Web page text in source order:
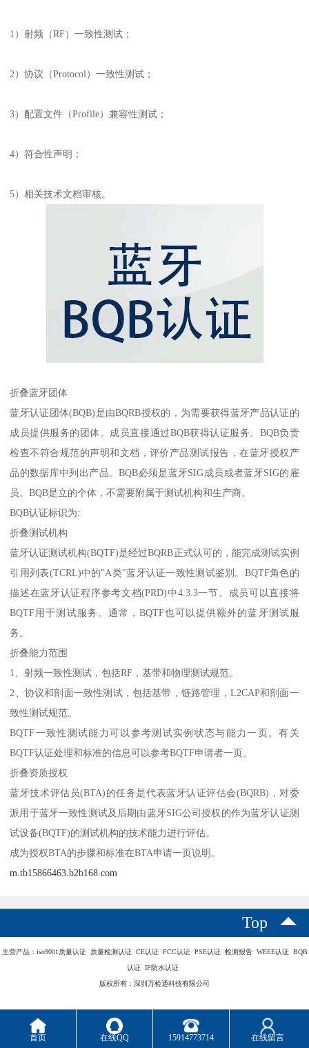
1）射频（RF）一致性测试；
2）协议（Protocol）一致性测试；
3）配置文件（Profile）兼容性测试；
4）符合性声明；
5）相关技术文档审核。
折叠蓝牙团体
蓝牙认证团体(BQB)是由BQRB授权的，为需要获得蓝牙产品认证的
成员提供服务的团体。成员直接通过BQB获得认证服务。BQB负责
检查不符合规范的声明和文档，评价产品测试报告，在蓝牙授权产
品的数据库中列出产品。BQB必须是蓝牙SIG成员或者蓝牙SIG的雇
员。BQB是立的个体，不需要附属于测试机构和生产商。
BQB认证标识为:
折叠测试机构
蓝牙认证测试机构(BQTF)是经过BQRB正式认可的，能完成测试实例
引用列表(TCRL)中的"A类"蓝牙认证一致性测试鉴别。BQTF角色的
描述在蓝牙认证程序参考文档(PRD)中4.3.3一节。成员可以直接将
BQTF用于测试服务。通常，BQTF也可以提供额外的蓝牙测试服
务。
折叠能力范围
1、射频一致性测试，包括RF，基带和物理测试规范。
2、协议和剖面一致性测试，包括基带，链路管理，L2CAP和剖面一
致性测试规范。
BQTF一致性测试能力可以参考测试实例状态与能力一页。有关
BQTF认证处理和标准的信息可以参考BQTF申请者一页。
折叠资质授权
蓝牙技术评估员(BTA)的任务是代表蓝牙认证评估会(BQRB)，对委
派用于蓝牙一致性测试及后期由蓝牙SIG公司授权的作为蓝牙认证测
试设备(BQTF)的测试机构的技术能力进行评估。
成为授权BTA的步骤和标准在BTA申请一页说明。
m.tb15866463.b2b168.com
Top
主营产品：iso9001质量认证 质量检测认证 CE认证 FCC认证 PSE认证 检测报告 WEEE认证 BQB
认证 IP防水认证
版权所有：深圳万检通科技有限公司
首页 在线QQ 15914773714 在线留言